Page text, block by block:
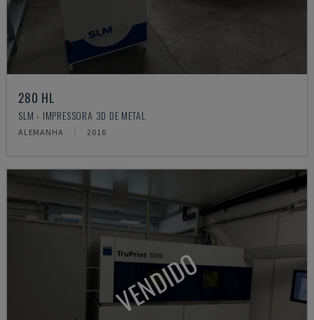
280 HL
SLM - IMPRESSORA 3D DE METAL
ALEMANHA 2016
VENDIDO